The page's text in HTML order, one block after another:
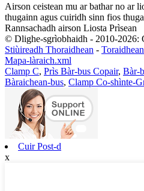
Airson ceistean mu ar bathar no ar
thugainn agus cuiridh sinn fios
Rannsachadh airson Liosta Prìsean
© Dlighe-sgrìobhaidh - 2010-2026:
Stiùireadh Thoraidhean -
Mapa-làraich.xml
Clamp C, Prìs Bàr-bus Copair, Bàr-
Bàraichean-bus, Clamp Co-shìnte-
Cuir Post-d
x